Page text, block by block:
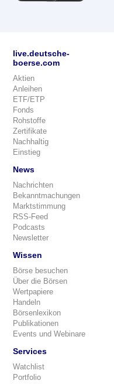
live.deutsche-
boerse.com
Aktien
Anleihen
ETF/ETP
Fonds
Rohstoffe
Zertifikate
Nachhaltig
Einstieg
News
Nachrichten
Bekanntmachungen
Marktstimmung
RSS-Feed
Podcasts
Newsletter
Wissen
Börse besuchen
Über die Börsen
Wertpapiere
Handeln
Börsenlexikon
Publikationen
Events und Webinare
Services
Watchlist
Portfolio